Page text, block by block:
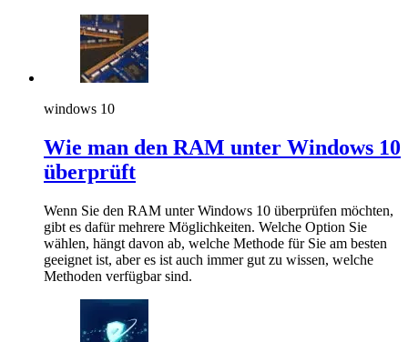
windows 10
Wie man den RAM unter Windows 10
überprüft
Wenn Sie den RAM unter Windows 10 überprüfen möchten,
gibt es dafür mehrere Möglichkeiten. Welche Option Sie
wählen, hängt davon ab, welche Methode für Sie am besten
geeignet ist, aber es ist auch immer gut zu wissen, welche
Methoden verfügbar sind.